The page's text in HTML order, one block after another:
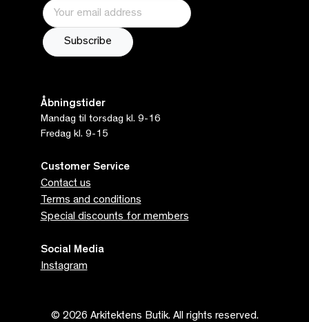
Åbningstider
Mandag til torsdag kl. 9-16
Fredag kl. 9-15
Customer Service
Contact us
Terms and conditions
Special discounts for members
Social Media
Instagram
© 2026 Arkitektens Butik. All rights reserved.